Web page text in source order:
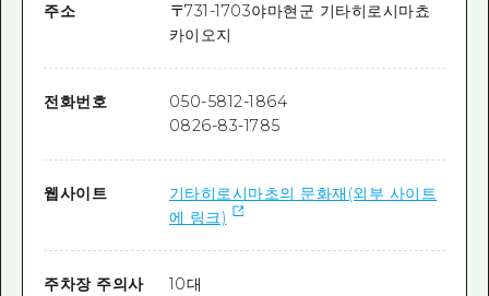
주소 〒731-1703야마현군 기타히로시마쵸
카이오지
전화번호
050-5812-1864
0826-83-1785
웹사이트
기타히로시마초의 문화재(외부 사이트
에 링크)
주차장 주의사
10대